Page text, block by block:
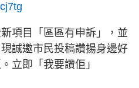
項目「區區有申訴」，並
誠邀市民投稿讚揚身邊好
立即「我要讚佢」